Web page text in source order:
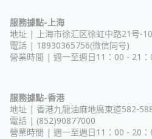
服務據點-上海
地址 |
上海市徐汇区徐虹中路21号-
電話 | 18930365756(微信同号)
營業時間 | 週一至週日11：00 - 21：
服務據點-香港
地址 | 香港九龍油麻地廣東道582-
電話 | (852)90877000
營業時間 | 週一至週日11：00 - 20：